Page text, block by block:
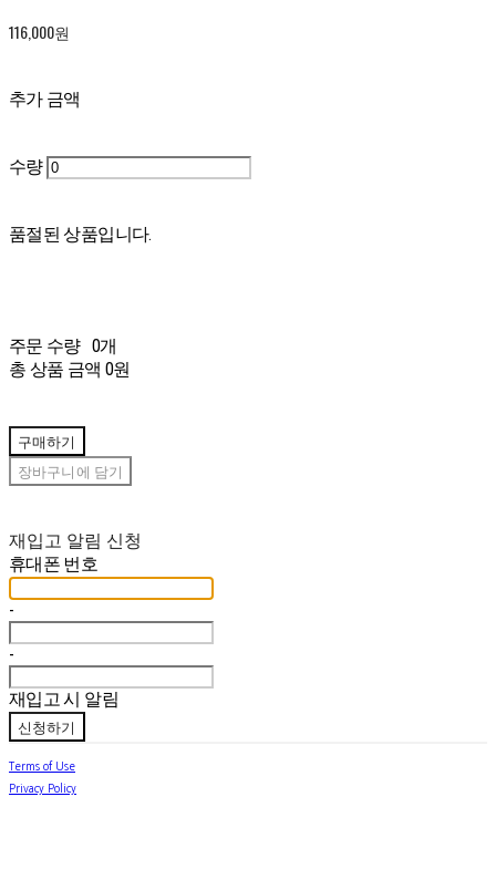
116,000원
추가 금액
수량
품절된 상품입니다.
주문 수량 0개
총 상품 금액 0원
구매하기
장바구니에 담기
재입고 알림 신청
휴대폰 번호
-
-
재입고 시 알림
신청하기
Terms of Use
Privacy Policy